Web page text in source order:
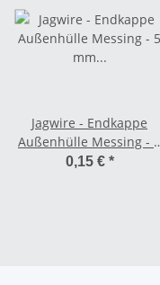
Jagwire - Endkappe
Außenhülle Messing - 5
mm silber
0,15 € *